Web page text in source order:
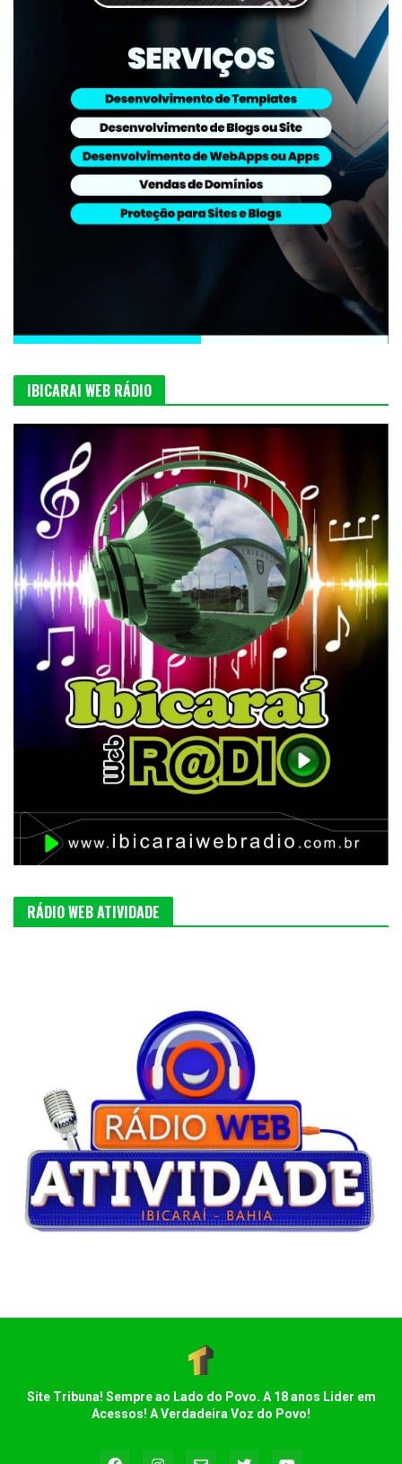
IBICARAI WEB RÁDIO
RÁDIO WEB ATIVIDADE
Site Tribuna! Sempre ao Lado do Povo. A 18 anos Lider em
Acessos! A Verdadeira Voz do Povo!